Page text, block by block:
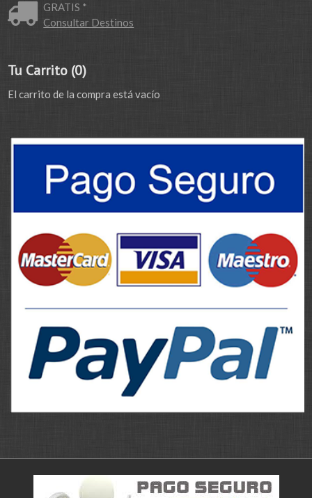
GRATIS *
Consultar Destinos
Tu Carrito (0)
El carrito de la compra está vacío